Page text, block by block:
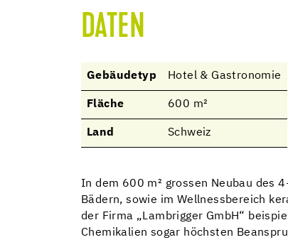
DATEN
Gebäudetyp Hotel & Gastronomie
Fläche 600 m²
Land Schweiz
In dem 600 m² grossen Neubau des
Bädern, sowie im Wellnessbereich
der Firma „Lambrigger GmbH“
Chemikalien sogar höchsten